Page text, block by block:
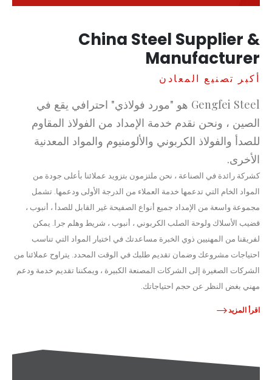
China Steel Supplier &
Manufacturer
أكبر تصنيع المعادن
Gengfei Steel هو "مورد فولاذي" احترافي يقع في
الصين ، ونحن نقدم خدمة الإمداد من الفولاذ المقاوم
للصدأ والفولاذ الكربوني والألومنيوم والمواد المعدنية
الأخرى.
كشركة رائدة في الصناعة ، نحن ملتزمون بتزويد عملائنا بأعلى جودة من
المواد الخام التي تدعمها خدمة العملاء من الدرجة الأولى ودعمها. تشمل
مجموعة واسعة من الإمداد جميع أنواع الصفيحة غير القابل للصدأ ، أنبوب ،
قضيب الأسلاك ولوحة الصلب الكربوني ، أنبوب ، شريط وهلم جرا. يمكن
لفريقنا من المهنيين ذوي الخبرة مساعدتك في اختيار المواد التي تناسب
احتياجات مشروعك وضمان تقديم طلبك في الوقت المحدد. يتراوح عملائنا من
الشركات الصغيرة إلى الشركات المصنعة الكبيرة ، ويمكننا تقديم خدمة ودعم
مهني بغض النظر عن حجم احتياجاتك.
اقرأ المزيد